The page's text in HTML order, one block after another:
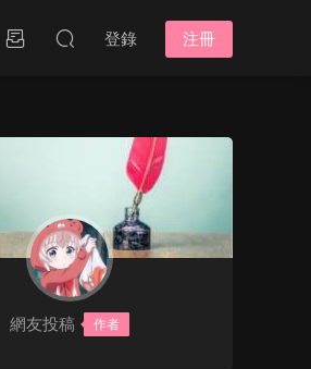
登錄 注冊
網友投稿 作者